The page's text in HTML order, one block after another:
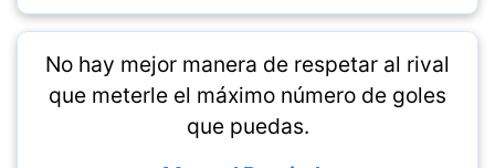
No hay mejor manera de respetar al rival
que meterle el máximo número de goles
que puedas.